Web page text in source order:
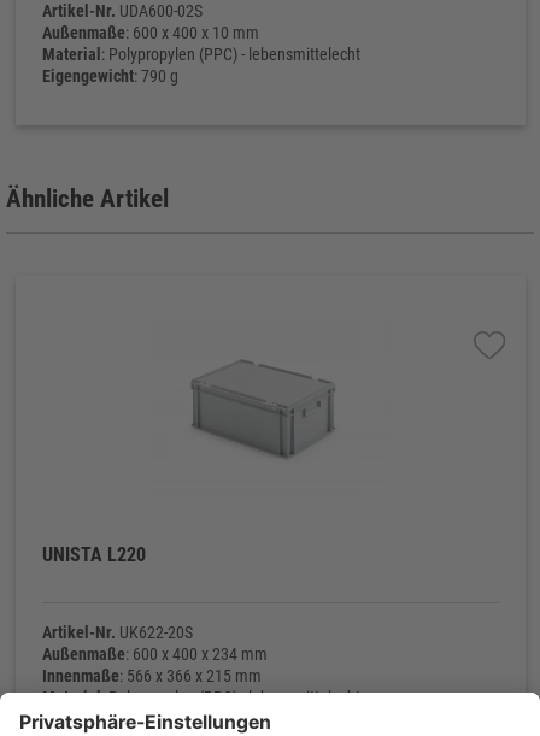
Artikel-Nr. UDA600-02S
Außenmaße: 600 x 400 x 10 mm
Material : Polypropylen (PPC) - lebensmittelecht
Eigengewicht: 790 g
Ähnliche Artikel
UNISTA L220
Artikel-Nr. UK622-20S
Außenmaße: 600 x 400 x 234 mm
Innenmaße: 566 x 366 x 215 mm
Material: Polypropylen (PPC) - lebensmittelecht
Eigengewicht: 2.840 g